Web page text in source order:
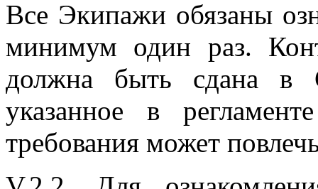
Все Экипажи обязаны
минимум один раз.
должна быть сдана в
указанное в
требования может